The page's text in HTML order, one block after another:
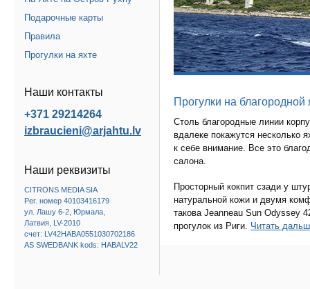
Прогулки на
Столь благородные линии
вдалеке покажутся несколько
к себе внимание. Все это
салона.
Просторный кокпит сзади у
натуральной кожи и двумя
такова Jeanneau Sun Odyssey
прогулок из Риги. Читать
Подарочные карты
Правила
Прогулки на яхте
Наши контакты
+371 29214264
izbraucieni@arjahtu.lv
Наши реквизиты
CITRONS MEDIA SIA
Рег. номер 40103416179
ул. Лашу 6-2, Юрмала,
Латвия, LV-2010
счет: LV42HABA0551030702186
AS SWEDBANK kods: HABALV22